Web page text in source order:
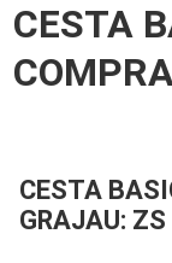
CESTA
CESTA
GRAJAU: ZS